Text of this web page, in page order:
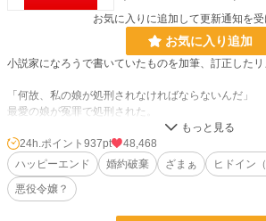
お気に入りに追加して更新通知を受
お気に入り追加
小説家になろうで書いていたものを加筆、訂正したリ
「何故、私の娘が処刑されなければならないんだ」
最愛の娘が冤罪で処刑された。
時を巻き戻し、復讐を誓う家族。
娘は前と違う人生を歩み、家族は元凶へ復讐の手を伸
展開のため様々な事が見えてきた。
1,358 位 / 228,589 件
24h.ポイント 937pt
48,468
ハッピーエンド
婚約破棄 ざまぁ ヒドイン（
悪役令嬢？